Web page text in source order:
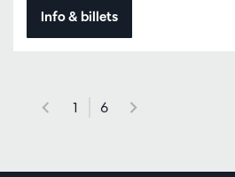
Info & billets
1 6